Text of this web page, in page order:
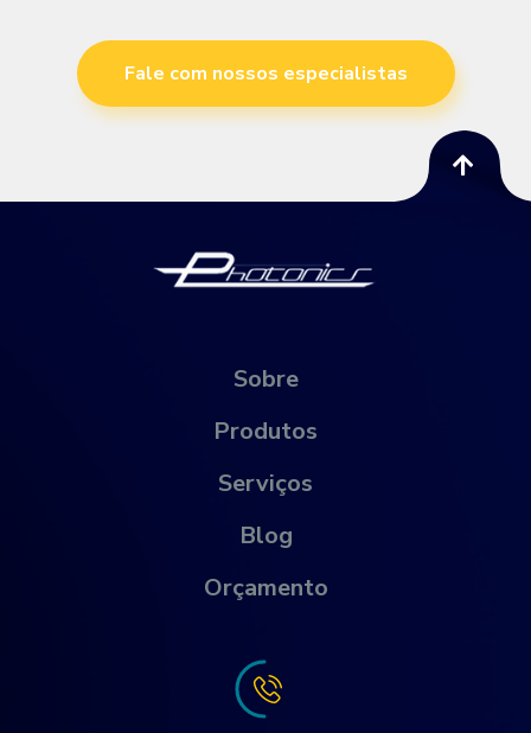
Fale com nossos especialistas
Sobre
Produtos
Serviços
Blog
Orçamento